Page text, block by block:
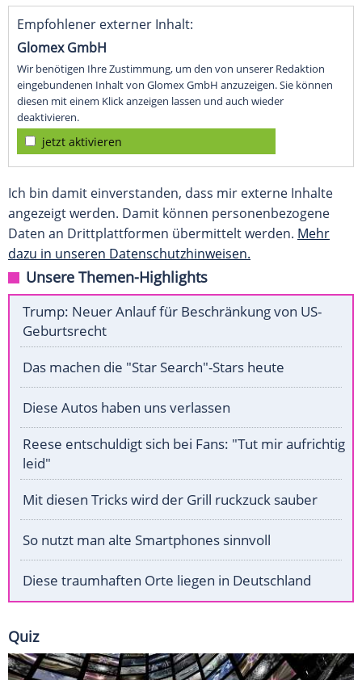
Empfohlener externer Inhalt:
Glomex GmbH
Wir benötigen Ihre Zustimmung, um den von unserer Redaktion
eingebundenen Inhalt von Glomex GmbH anzuzeigen. Sie können
diesen mit einem Klick anzeigen lassen und auch wieder
deaktivieren.
jetzt aktivieren
Ich bin damit einverstanden, dass mir externe Inhalte
angezeigt werden. Damit können personenbezogene
Daten an Drittplattformen übermittelt werden. Mehr
dazu in unseren Datenschutzhinweisen.
Unsere Themen-Highlights
Trump: Neuer Anlauf für Beschränkung von US-
Geburtsrecht
Das machen die "Star Search"-Stars heute
Diese Autos haben uns verlassen
Reese entschuldigt sich bei Fans: "Tut mir aufrichtig
leid"
Mit diesen Tricks wird der Grill ruckzuck sauber
So nutzt man alte Smartphones sinnvoll
Diese traumhaften Orte liegen in Deutschland
Quiz